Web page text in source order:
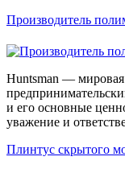
Производитель
Huntsman —
и его основные
уважение и
Плинтус скрытого